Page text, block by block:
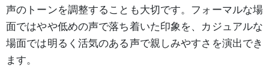
声のトーンを調整することも大切です。フォーマルな場
面ではやや低めの声で落ち着いた印象を、カジュアルな
場面では明るく活気のある声で親しみやすさを演出でき
ます。